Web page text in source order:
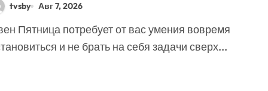
tvsby Авг 7, 2026
и не брать на себя задачи сверх...